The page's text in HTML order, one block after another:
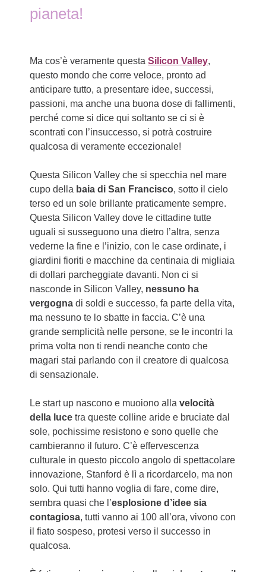
pianeta!
Ma cos’è veramente questaSilicon Valley,
questo mondo che corre veloce, pronto ad
anticipare tutto, a presentare idee, successi,
passioni, ma anche una buona dose di fallimenti,
perché come si dice qui soltanto se ci si è
scontrati con l’insuccesso, si potrà costruire
qualcosa di veramente eccezionale!
Questa Silicon Valley che si specchia nel mare
cupo della baia di San Francisco, sotto il cielo
terso ed un sole brillante praticamente sempre.
Questa Silicon Valley dove le cittadine tutte
uguali si susseguono una dietro l’altra, senza
vederne la fine e l’inizio, con le case ordinate, i
giardini fioriti e macchine da centinaia di migliaia
di dollari parcheggiate davanti. Non ci si
nasconde in Silicon Valley, nessuno ha
vergogna di soldi e successo, fa parte della vita,
ma nessuno te lo sbatte in faccia. C’è una
grande semplicità nelle persone, se le incontri la
prima volta non ti rendi neanche conto che
magari stai parlando con il creatore di qualcosa
di sensazionale.
Le start up nascono e muoiono allavelocità
della luce tra queste colline aride e bruciate dal
sole, pochissime resistono e sono quelle che
cambieranno il futuro. C’è effervescenza
culturale in questo piccolo angolo di spettacolare
innovazione, Stanford è lì a ricordarcelo, ma non
solo. Qui tutti hanno voglia di fare, come dire,
sembra quasi che l’esplosione d’idee sia
contagiosa, tutti vanno ai 100 all’ora, vivono con
il fiato sospeso, protesi verso il successo in
qualcosa.